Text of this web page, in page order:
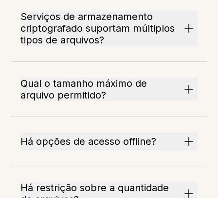
Serviços de armazenamento
criptografado suportam múltiplos
tipos de arquivos?
Qual o tamanho máximo de
arquivo permitido?
Há opções de acesso offline?
Há restrição sobre a quantidade